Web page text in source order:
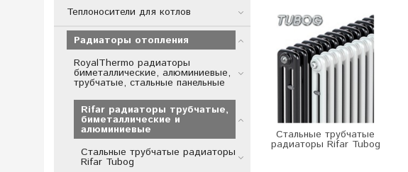
Стальные трубчатые
радиаторы Rifar Tubog
Теплоносители для котлов
Радиаторы отопления
RoyalThermo радиаторы
биметаллические, алюминиевые,
трубчатые, стальные панельные
Rifar радиаторы трубчатые,
биметаллические и
алюминиевые
Стальные трубчатые радиаторы
Rifar Tubog